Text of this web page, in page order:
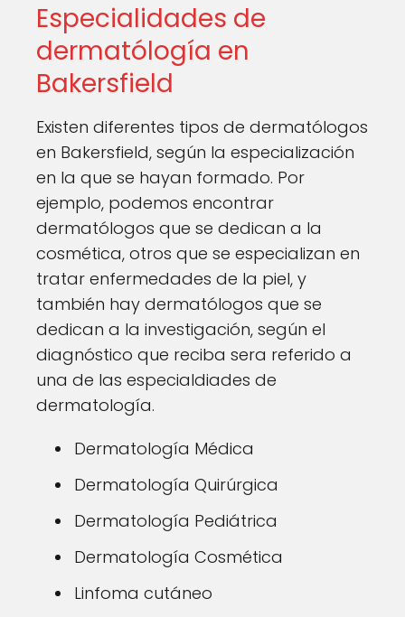
Especialidades de
dermatólogía en
Bakersfield
Existen diferentes tipos de dermatólogos
en Bakersfield, según la especialización
en la que se hayan formado. Por
ejemplo, podemos encontrar
dermatólogos que se dedican a la
cosmética, otros que se especializan en
tratar enfermedades de la piel, y
también hay dermatólogos que se
dedican a la investigación, según el
diagnóstico que reciba sera referido a
una de las especialdiades de
dermatología.
Dermatología Médica
Dermatología Quirúrgica
Dermatología Pediátrica
Dermatología Cosmética
Linfoma cutáneo